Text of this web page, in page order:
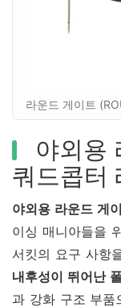
라운드 게이트
야외용
쿼드콥터
야외용 라운드 게
이싱 매니아들을
서킷의 요구 사항
내후성이 뛰어난
과 강화 구조 부품